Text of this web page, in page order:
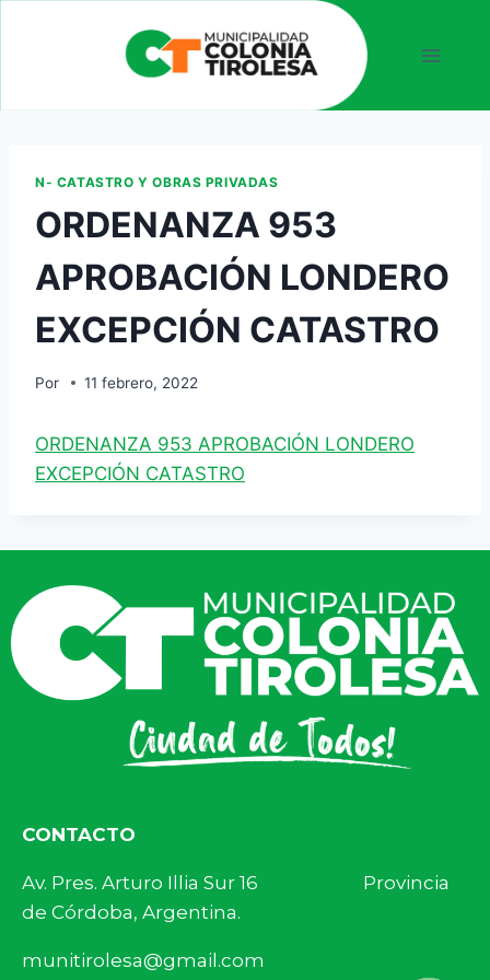
N- CATASTRO Y OBRAS PRIVADAS
ORDENANZA 953
APROBACIÓN LONDERO
EXCEPCIÓN CATASTRO
Por 11 febrero, 2022
ORDENANZA 953 APROBACIÓN LONDERO
EXCEPCIÓN CATASTRO
CONTACTO
Av. Pres. Arturo Illia Sur 16 Provincia
de Córdoba, Argentina.
munitirolesa@gmail.com